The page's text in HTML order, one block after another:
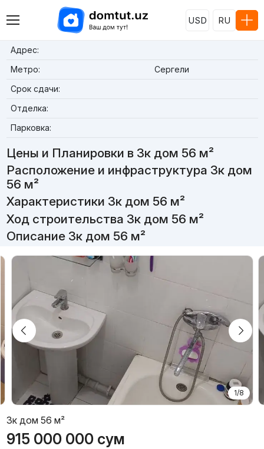
USD RU
Адрес:
Метро:
Сергели
Срок сдачи:
Отделка:
Парковка:
Цены и Планировки в 3к дом 56 м²
Расположение и инфраструктура 3к дом
56 м²
Характеристики 3к дом 56 м²
Ход строительства 3к дом 56 м²
Описание 3к дом 56 м²
1/8
3к дом 56 м²
915 000 000 сум